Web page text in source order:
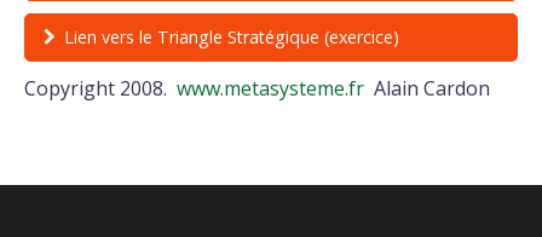
Lien vers le Triangle Stratégique (exercice)
Copyright 2008. www.metasysteme.fr Alain Cardon